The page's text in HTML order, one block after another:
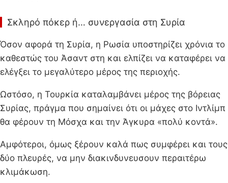
Σκληρό πόκερ ή… συνεργασία στη Συρία
Όσον αφορά τη Συρία, η Ρωσία υποστηρίζει χρόνια το
καθεστώς του Άσαντ στη και ελπίζει να καταφέρει να
ελέγξει το μεγαλύτερο μέρος της περιοχής.
Ωστόσο, η Τουρκία καταλαμβάνει μέρος της βόρειας
Συρίας, πράγμα που σημαίνει ότι οι μάχες στο Ιντλίμπ
θα φέρουν τη Μόσχα και την Άγκυρα «πολύ κοντά».
Αμφότεροι, όμως ξέρουν καλά πως συμφέρει και τους
δύο πλευρές, να μην διακινδυνευσουν περαιτέρω
κλιμάκωση.